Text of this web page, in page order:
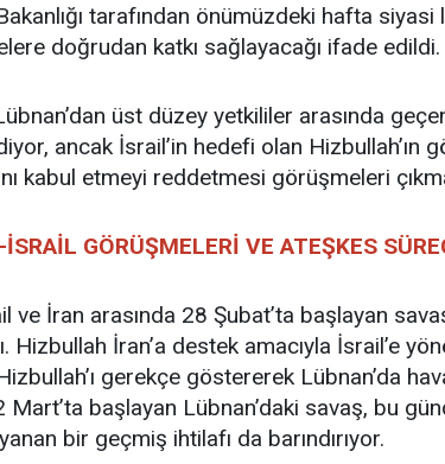
tarafından önümüzdeki hafta siyasi
doğrudan katkı sağlayacağı ifade edildi.
üst düzey yetkililer arasında
ancak İsrail’in hedefi olan Hizbullah’ın
kabul etmeyi reddetmesi görüşmeleri
GÖRÜŞMELERİ VE ATEŞKES
ve İran arasında 28 Şubat’ta başlayan
Hizbullah İran’a destek amacıyla İsrail’e
gerekçe göstererek Lübnan’da
Mart’ta başlayan Lübnan’daki savaş, bu
bir geçmiş ihtilafı da barındırıyor.